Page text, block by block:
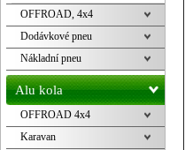
OFFROAD, 4x4
Dodávkové pneu
Nákladní pneu
Alu kola
OFFROAD 4x4
Karavan